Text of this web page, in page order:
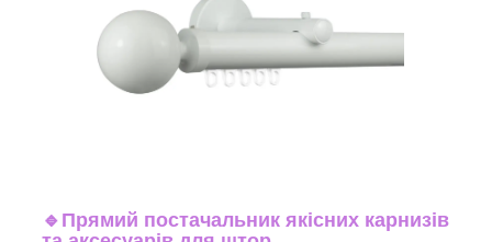
🔹 Прямий постачальник якісних карнизів